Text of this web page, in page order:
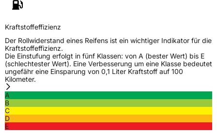
Kraftstoffeffizienz
Der Rollwiderstand eines Reifens ist ein wichtiger Indikator für die
Kraftstoffeffizienz.
Die Einstufung erfolgt in fünf Klassen: von A (bester Wert) bis E
(schlechtester Wert). Eine Verbesserung um eine Klasse bedeutet
ungefähr eine Einsparung von 0,1 Liter Kraftstoff auf 100
Kilometer.
A
B
C
D
E